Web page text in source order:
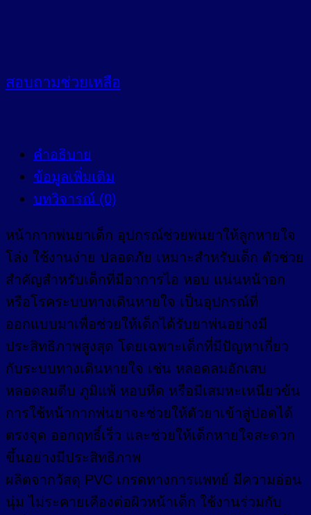
สอบถามช่วยเหลือ
คำอธิบาย
ข้อมูลเพิ่มเติม
บทวิจารณ์ (0)
หน้ากากพ่นยาเด็ก อุปกรณ์ช่วยพ่นยาให้ลูกหายใจ
โล่ง ใช้งานง่าย ปลอดภัย เหมาะสำหรับเด็ก ตัวช่วย
สำคัญสำหรับเด็กที่มีอาการไอ หอบ แน่นหน้าอก
หรือโรคระบบทางเดินหายใจ เป็นอุปกรณ์ที่
ออกแบบมาเพื่อช่วยให้เด็กได้รับยาพ่นอย่างมี
ประสิทธิภาพสูงสุด โดยเฉพาะเด็กที่มีปัญหาเกี่ยว
กับระบบทางเดินหายใจ เช่น หลอดลมอักเสบ
หลอดลมตีบ ภูมิแพ้ หอบหืด หรือมีเสมหะเหนียวข้น
การใช้หน้ากากพ่นยาจะช่วยให้ตัวยาเข้าสู่ปอดได้
ตรงจุด ออกฤทธิ์เร็ว และช่วยให้เด็กหายใจสะดวก
ขึ้นอย่างมีประสิทธิภาพ
ผลิตจากวัสดุ PVC เกรดทางการแพทย์ มีความอ่อน
นุ่ม ไม่ระคายเคืองต่อผิวหน้าเด็ก ใช้งานร่วมกับ